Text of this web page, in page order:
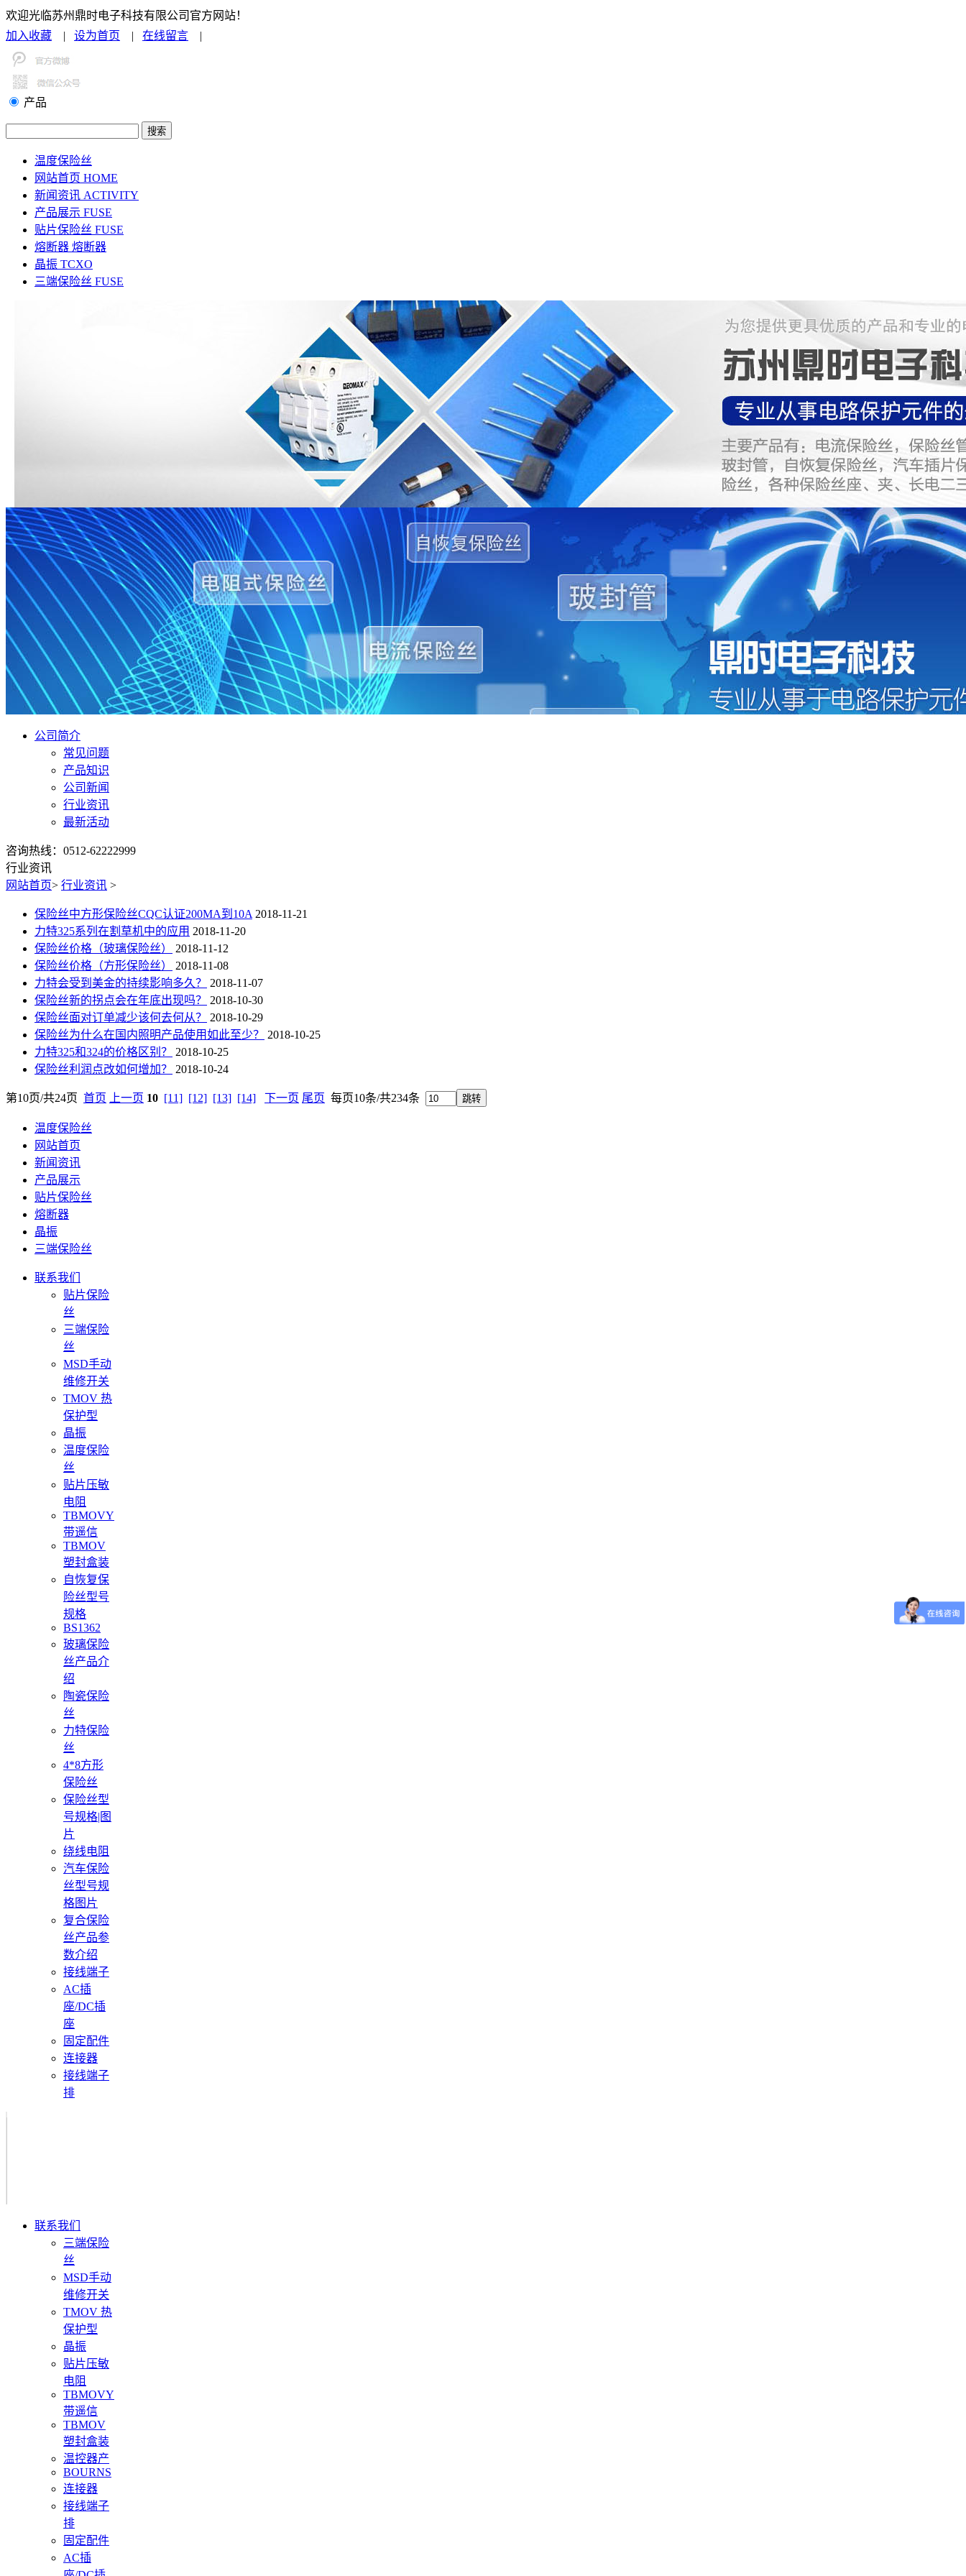
欢迎光临苏州鼎时电子科技有限公司官方网站！
加入收藏 | 设为首页 | 在线留言 |
联系我们
产品
温度保险丝
网站首页 HOME
新闻资讯 ACTIVITY
产品展示 FUSE
贴片保险丝 FUSE
熔断器 熔断器
晶振 TCXO
三端保险丝 FUSE
公司简介
常见问题
产品知识
公司新闻
行业资讯
最新活动
咨询热线：0512-62222999
行业资讯
网站首页> 行业资讯 >
保险丝中方形保险丝CQC认证200MA到10A 2018-11-21
力特325系列在割草机中的应用 2018-11-20
保险丝价格（玻璃保险丝）
2018-11-12
保险丝价格（方形保险丝）
2018-11-08
力特会受到美金的持续影响多久？
2018-11-07
保险丝新的拐点会在年底出现吗？
2018-10-30
保险丝面对订单减少该何去何从？
2018-10-29
保险丝为什么在国内照明产品使用如此至少？
2018-10-25
力特325和324的价格区别？
2018-10-25
保险丝利润点改如何增加？
2018-10-24
第10页/共24页 首页 上一页 10 [11] [12] [13] [14] 下一页 尾页 每页10条/共234条
温度保险丝
网站首页
新闻资讯
产品展示
贴片保险丝
熔断器
晶振
三端保险丝
联系我们
贴片保险
丝
三端保险
丝
MSD手动
维修开关
TMOV 热
保护型
晶振
温度保险
丝
贴片压敏
电阻
TBMOVY
带遥信
TBMOV
塑封盒装
自恢复保
险丝型号
规格
BS1362
玻璃保险
丝产品介
绍
陶瓷保险
丝
力特保险
丝
4*8方形
保险丝
保险丝型
号规格|图
片
绕线电阻
汽车保险
丝型号规
格图片
复合保险
丝产品参
数介绍
接线端子
AC插
座/DC插
座
固定配件
连接器
接线端子
排
联系我们
三端保险
丝
MSD手动
维修开关
TMOV 热
保护型
晶振
贴片压敏
电阻
TBMOVY
带遥信
TBMOV
塑封盒装
温控器产
BOURNS
连接器
接线端子
排
固定配件
AC插